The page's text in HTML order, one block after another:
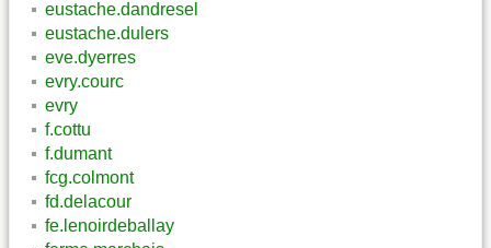
eustache.dandresel
eustache.dulers
eve.dyerres
evry.courc
evry
f.cottu
f.dumant
fcg.colmont
fd.delacour
fe.lenoirdeballay